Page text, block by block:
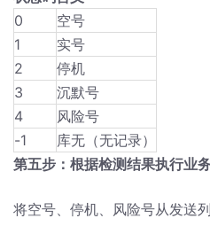
0
空号
1
实号
2
停机
3
沉默号
4
风险号
-1
库无（无记录）
第五步：根据检测结果执行业
将空号、停机、风险号从发送